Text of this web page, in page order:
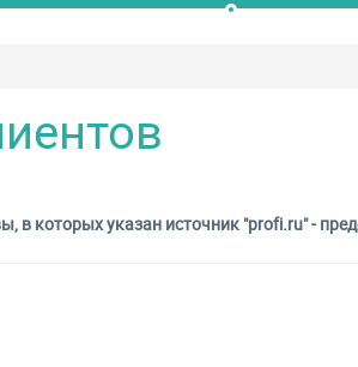
в которых указан источник "profi.ru" -